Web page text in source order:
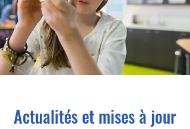
Actualités et mises à jour